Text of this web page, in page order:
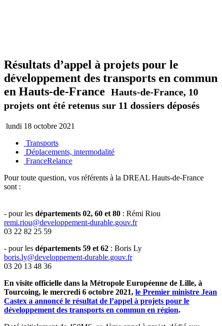
Résultats d’appel à projets pour le
développement des transports en commun
en Hauts-de-France Hauts-de-France, 10
projets ont été retenus sur 11 dossiers déposés
lundi 18 octobre 2021
Transports
Déplacements, intermodalité
FranceRelance
Pour toute question, vos référents à la DREAL Hauts-de-France
sont :
- pour les départements 02, 60 et 80 : Rémi Riou
remi.riou@developpement-durable.gouv.fr
03 22 82 25 59
- pour les départements 59 et 62 : Boris Ly
boris.ly@developpement-durable.gouv.fr
03 20 13 48 36
En visite officielle dans la Métropole Européenne de Lille, à
Tourcoing, le mercredi 6 octobre 2021, le Premier ministre Jean
Castex a annoncé le résultat de l’appel à projets pour le
développement des transports en commun en région.